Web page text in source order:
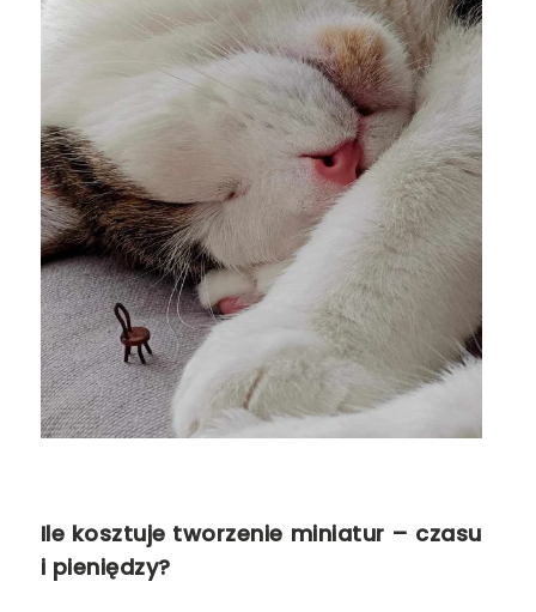
Ile kosztuje tworzenie miniatur – czasu
i pieniędzy?